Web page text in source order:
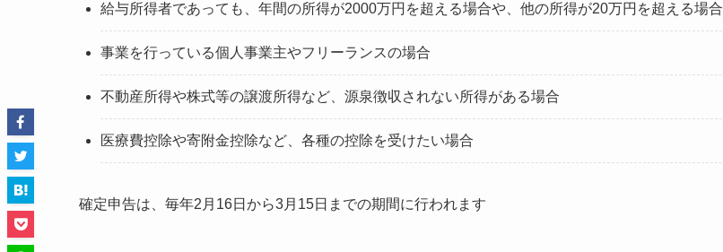
給与所得者であっても、年間の所得が2000万円を超える場合や、他の所得が20万円を超える場合
事業を行っている個人事業主やフリーランスの場合
不動産所得や株式等の譲渡所得など、源泉徴収されない所得がある場合
医療費控除や寄附金控除など、各種の控除を受けたい場合
確定申告は、毎年2月16日から3月15日までの期間に行われます